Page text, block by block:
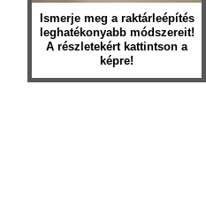
Ismerje meg a raktárleépítés
leghatékonyabb módszereit!
A részletekért kattintson a
képre!